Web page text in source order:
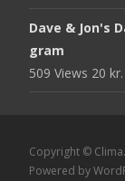
Dave & Jon's
gram
509 Views 20 kr.
Copyright ©
Powered by